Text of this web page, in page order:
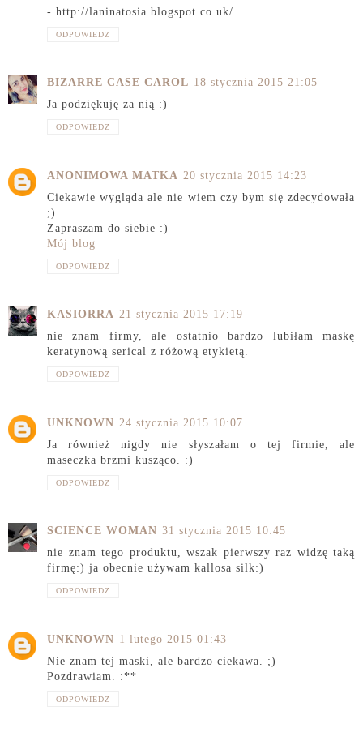
- http://laninatosia.blogspot.co.uk/
ODPOWIEDZ
BIZARRE CASE CAROL 18 stycznia 2015 21:05
Ja podziękuję za nią :)
ODPOWIEDZ
ANONIMOWA MATKA 20 stycznia 2015 14:23
Ciekawie wygląda ale nie wiem czy bym się zdecydowała
;)
Zapraszam do siebie :)
Mój blog
ODPOWIEDZ
KASIORRA 21 stycznia 2015 17:19
nie znam firmy, ale ostatnio bardzo lubiłam maskę
keratynową serical z różową etykietą.
ODPOWIEDZ
UNKNOWN 24 stycznia 2015 10:07
Ja również nigdy nie słyszałam o tej firmie, ale
maseczka brzmi kusząco. :)
ODPOWIEDZ
SCIENCE WOMAN 31 stycznia 2015 10:45
nie znam tego produktu, wszak pierwszy raz widzę taką
firmę:) ja obecnie używam kallosa silk:)
ODPOWIEDZ
UNKNOWN 1 lutego 2015 01:43
Nie znam tej maski, ale bardzo ciekawa. ;)
Pozdrawiam. :**
ODPOWIEDZ